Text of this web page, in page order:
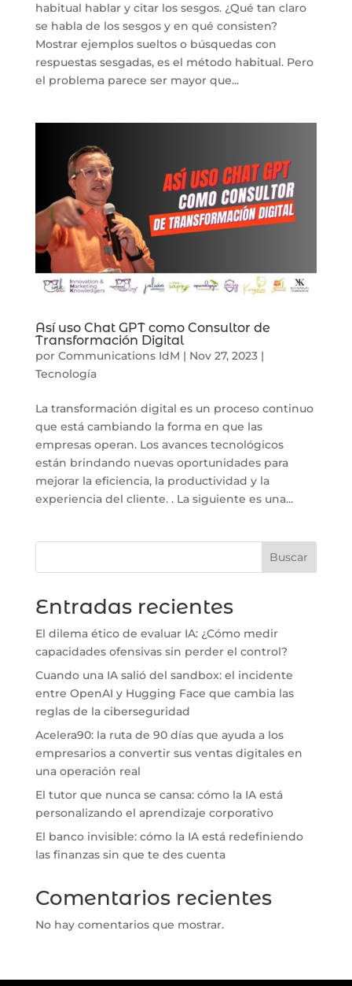
habitual hablar y citar los sesgos. ¿Qué tan claro
se habla de los sesgos y en qué consisten?
Mostrar ejemplos sueltos o búsquedas con
respuestas sesgadas, es el método habitual. Pero
el problema parece ser mayor que...
Así uso Chat GPT como Consultor de
Transformación Digital
por Communications IdM | Nov 27, 2023|
Tecnología
La transformación digital es un proceso continuo
que está cambiando la forma en que las
empresas operan. Los avances tecnológicos
están brindando nuevas oportunidades para
mejorar la eficiencia, la productividad y la
experiencia del cliente. . La siguiente es una...
Buscar
Entradas recientes
El dilema ético de evaluar IA: ¿Cómo medir
capacidades ofensivas sin perder el control?
Cuando una IA salió del sandbox: el incidente
entre OpenAI y Hugging Face que cambia las
reglas de la ciberseguridad
Acelera90: la ruta de 90 días que ayuda a los
empresarios a convertir sus ventas digitales en
una operación real
El tutor que nunca se cansa: cómo la IA está
personalizando el aprendizaje corporativo
El banco invisible: cómo la IA está redefiniendo
las finanzas sin que te des cuenta
Comentarios recientes
No hay comentarios que mostrar.